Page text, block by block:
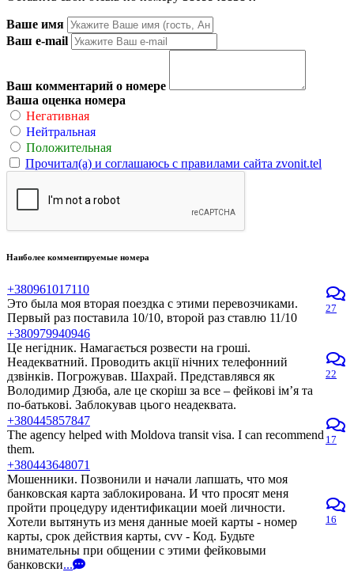
Ваше имя
Ваш e-mail
Ваш комментарий о номере
Ваша оценка номера
Негативная
Нейтральная
Положительная
Прочитал(а) и соглашаюсь с правилами сайта zvonit.tel
Наиболее комментируемые номера
+380961017110
Это была моя вторая поездка с этими перевозчиками.
Первый раз поставила 10/10, второй раз ставлю 11/10
27
+380979940946
Це негідник. Намагається розвести на гроші.
Неадекватний. Проводить акції нічних телефонний
дзвінків. Погрожував. Шахрай. Представлявся як
Володимир Дзюба, але це скоріш за все – фейкові ім’я та
по-батькові. Заблокував цього неадеквата.
22
+380445857847
The agency helped with Moldova transit visa. I can recommend
them.
17
+380443648071
Мошенники. Позвонили и начали лапшать, что моя
банковская карта заблокирована. И что просят меня
пройти процедуру идентификации моей личности.
Хотели вытянуть из меня данные моей карты - номер
карты, срок действия карты, cvv - Код. Будьте
внимательны при общении с этими фейковыми
банковски...
16